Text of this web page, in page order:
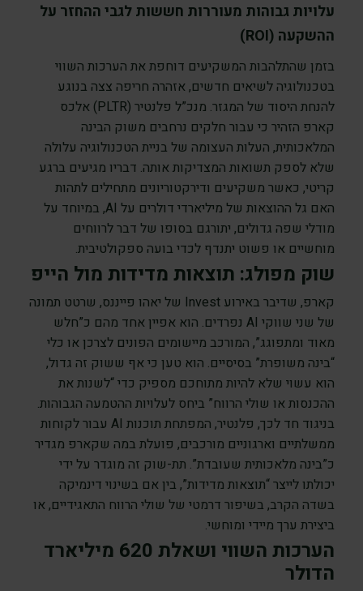
עלויות גבוהות מעוררות חששות לגבי ההחזר על
ההשקעה (ROI)
בזמן שהתלהבות המשקיעים דוחפת את הערכות השווי
בטכנולוגיה לשיאים חדשים, אזהרה חריפה צצה בנוגע
להנחת היסוד של המגזר. מנכ”ל פלנטיר (PLTR) אלכס
קארפ הזהיר כי עבור חלקים נרחבים משוק הבינה
המלאכותית, העלות העצומה של בניית הטכנולוגיה עלולה
שלא לספק תשואות המצדיקות אותה. דבריו מגיעים ברגע
קריטי, כאשר משקיעים ודירקטוריונים מתחילים לתהות
האם גל ההוצאות של מיליארדי דולרים על AI, במיוחד על
מודלי שפה גדולים, יתורגם בסופו של דבר לרווחים
מוחשיים או פשוט יתנדף לכדי בועה ספקולטיבית.
שוק מפולג: תוצאות מדידות מול הייפ
קארפ, שדיבר באירוע Invest של יאהו פייננס, שרטט תמונה
של שני שווקי AI נפרדים. הוא אפיין אחד מהם כ”חלש
מאוד ומתפוגג”, המורכב מיישומים הפונים לצרכן או כלי
“בינה משופרת” בסיסיים. הוא טען כי אף ששוק זה גדול,
הוא עשוי שלא להיות מתוחכם מספיק כדי “לשנות את
ההכנסות או שולי הרווח” ביחס לעלויות ההטמעה הגבוהות.
בניגוד חד לכך, פלנטיר, המפתחת תוכנות AI עבור לקוחות
ממשלתיים וארגוניים מורכבים, פועלת במה שקארפ מגדיר
כ”בינה מלאכותית שעובדת”. תת-שוק זה מוגדר על ידי
יכולתו לייצר “תוצאות מדידות”, בין אם בשינוי דינמיקה
בשדה הקרב, בשיפור דרמטי של שולי הרווח התאגידיים, או
ביצירת ערך מיידי ומוחשי.
הערכות השווי ושאלת 620 מיליארד
הדולר